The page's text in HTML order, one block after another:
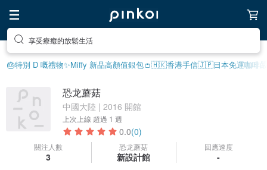
享受療癒的放鬆生活
🎂特別 D 嘅禮物✨Miffy 新品高顏值銀包👛🇭🇰香港手信🇯🇵日本免運咖啡
恐龙蘑菇
中國大陸 | 2016 開館
上次上線 超過 1 週
0.0(0)
關注人數
3
恐龙蘑菇
新設計館
回應速度
-